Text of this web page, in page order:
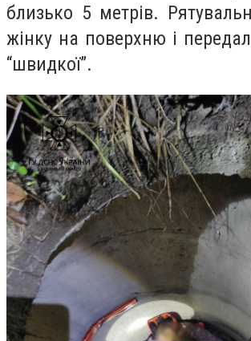
близько 5 метрів.
жінку на поверхню і
“швидкої”.